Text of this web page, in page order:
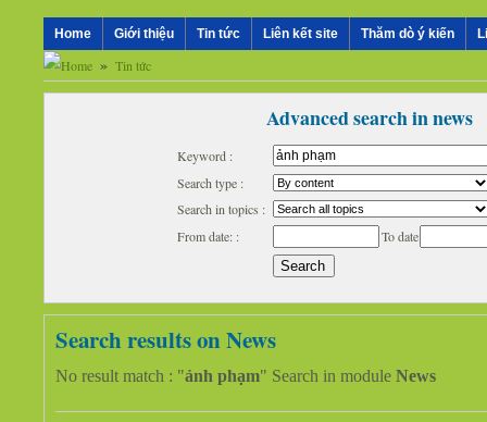
Home Giới thiệu Tin tức Liên kết site Thăm dò ý kiến
» Tin tức
Advanced search in news
Keyword :
Search type :
Search in topics :
From date: :
To date
Search results on News
No result match : "ảnh phạm" Search in module News